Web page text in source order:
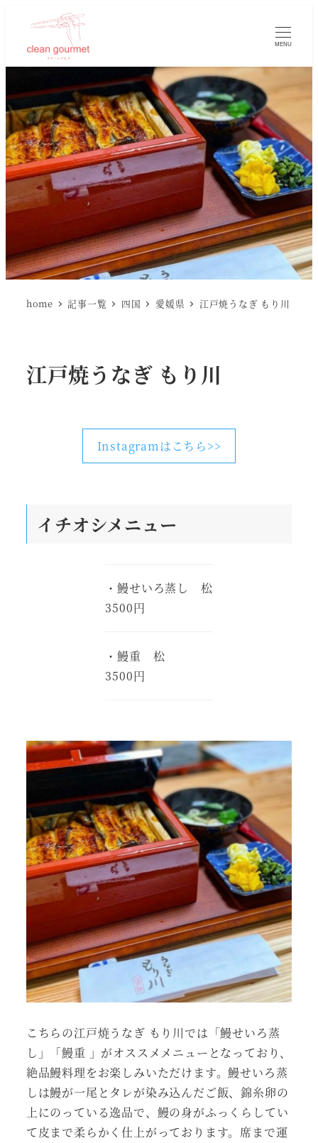
MENU
home 記事一覧 四国 愛媛県 江戸焼うなぎ もり川
江戸焼うなぎ もり川
Instagramはこちら>>
イチオシメニュー
・鰻せいろ蒸し 松
3500円
・鰻重 松
3500円
こちらの江戸焼うなぎ もり川では「鰻せいろ蒸
し」「鰻重 」がオススメメニューとなっており、
絶品鰻料理をお楽しみいただけます。鰻せいろ蒸
しは鰻が一尾とタレが染み込んだご飯、錦糸卵の
上にのっている逸品で、鰻の身がふっくらしてい
て皮まで柔らかく仕上がっております。席まで運